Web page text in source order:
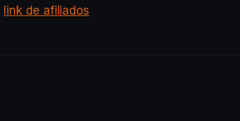
link de afiliados